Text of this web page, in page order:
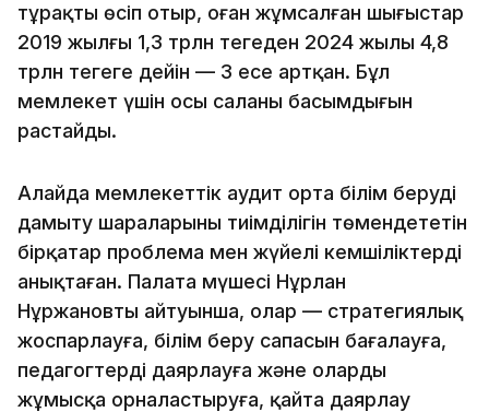
тұрақты өсіп отыр, оған жұмсалған шығыстар
2019 жылғы 1,3 трлн теңгеден 2024 жылы 4,8
трлн теңгеге дейін — 3 есе артқан. Бұл
мемлекет үшін осы саланың басымдығын
растайды.
Алайда мемлекеттік аудит орта білім беруді
дамыту шараларының тиімділігін төмендететін
бірқатар проблема мен жүйелі кемшіліктерді
анықтаған. Палата мүшесі Нұрлан
Нұржановтың айтуынша, олар — стратегиялық
жоспарлауға, білім беру сапасын бағалауға,
педагогтерді даярлауға және оларды
жұмысқа орналастыруға, қайта даярлау